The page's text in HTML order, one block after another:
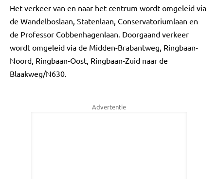
Het verkeer van en naar het centrum wordt omgeleid via
de Wandelboslaan, Statenlaan, Conservatoriumlaan en
de Professor Cobbenhagenlaan. Doorgaand verkeer
wordt omgeleid via de Midden-Brabantweg, Ringbaan-
Noord, Ringbaan-Oost, Ringbaan-Zuid naar de
Blaakweg/N630.
Advertentie